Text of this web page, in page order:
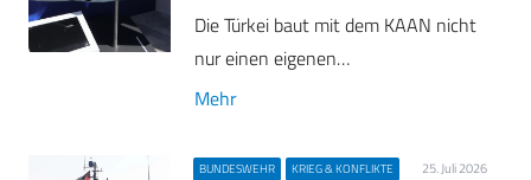
Die Türkei baut mit dem KAAN nicht
nur einen eigenen…
Mehr
BUNDESWEHR KRIEG & KONFLIKTE 25. Juli 2026